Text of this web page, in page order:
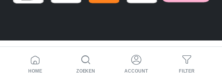
HOME ZOEKEN ACCOUNT FILTER